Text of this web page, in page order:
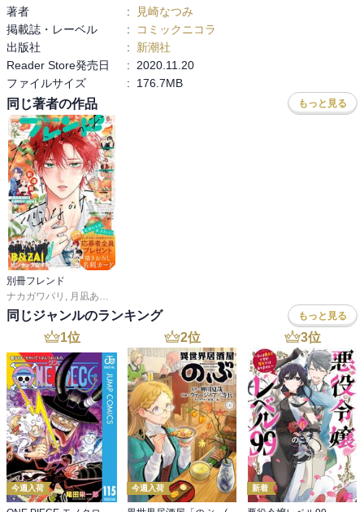
著者
:
見崎なつみ
掲載誌・レーベル
:
コミックニコラ
出版社
:
新潮社
Reader Store発売日
: 2020.11.20
ファイルサイズ
: 176.7MB
同じ著者の作品 もっと見る
別冊フレンド
ナカガワパリ
月凪あやせ
同じジャンルのランキング もっと見る
1位
今週入荷
2位
今週入荷
3位
新着